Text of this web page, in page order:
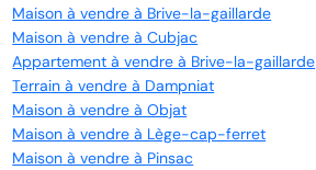
Maison à vendre à Brive-la-gaillarde
Maison à vendre à Cubjac
Appartement à vendre à Brive-la-gaillarde
Terrain à vendre à Dampniat
Maison à vendre à Objat
Maison à vendre à Lège-cap-ferret
Maison à vendre à Pinsac